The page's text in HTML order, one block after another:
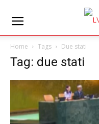
Home Tags Due stati
Tag: due stati